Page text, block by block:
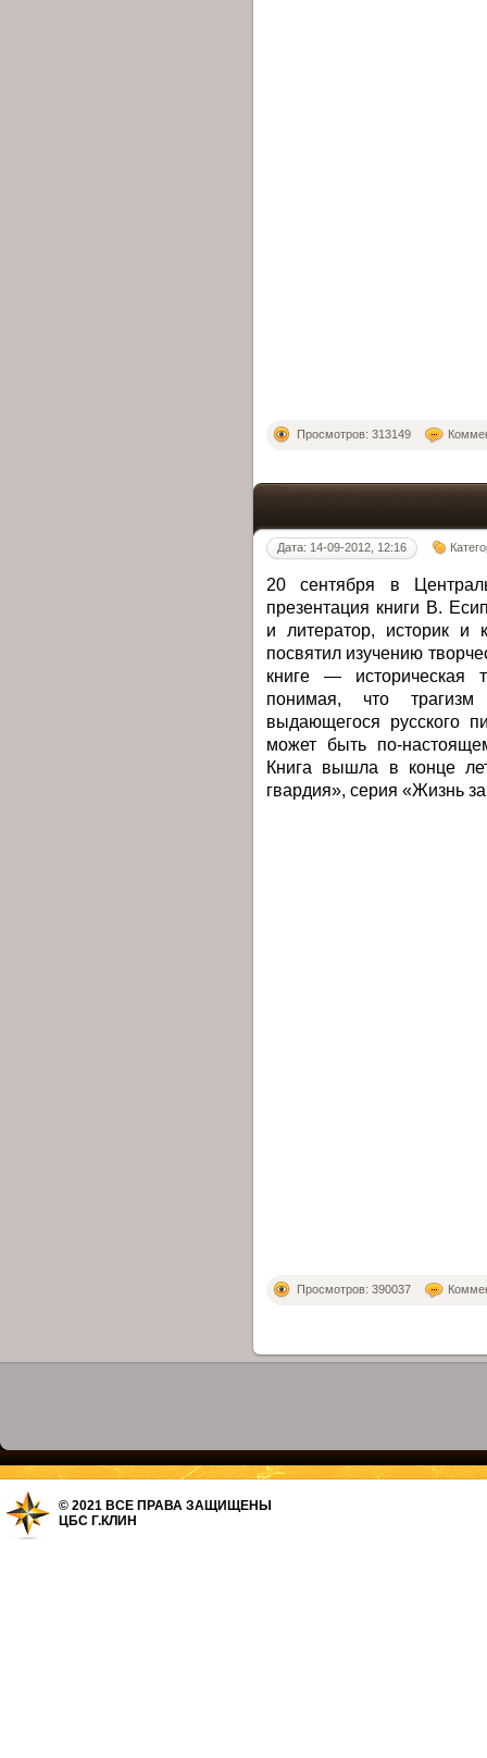
Просмотров: 313149
Дата: 14-09-2012, 12:16
20 сентября в
презентация книги В.
и литератор, историк и
посвятил изучению
книге — историческая
понимая, что
выдающегося русского
может быть по-
Книга вышла в конце
гвардия», серия «Жизнь
Просмотров: 390037
© 2021 ВСЕ ПРАВА ЗАЩИЩЕНЫ
ЦБС Г.КЛИН